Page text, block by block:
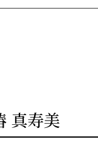
真寿美